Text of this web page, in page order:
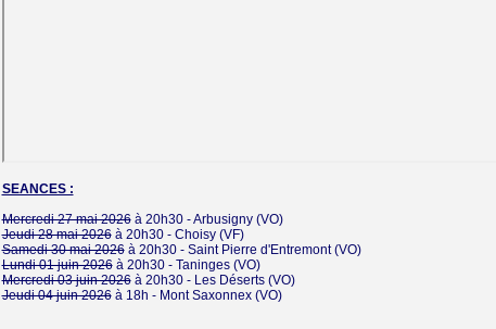
SEANCES :
Mercredi 27 mai 2026à 20h30 -Arbusigny(VO)
Jeudi 28 mai 2026à 20h30 - Choisy(VF)
Samedi 30 mai 2026à 20h30 - Saint Pierre d'Entremont(VO)
Lundi 01 juin 2026à 20h30 - Taninges(VO)
Mercredi 03 juin 2026à 20h30 - Les Déserts(VO)
Jeudi 04 juin 2026à 18h - Mont Saxonnex(VO)